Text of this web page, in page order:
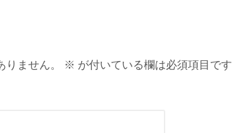
りません。 ※ が付いている欄は必須項目です